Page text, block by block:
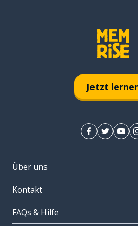
Jetzt
Über uns
Kontakt
FAQs & Hilfe